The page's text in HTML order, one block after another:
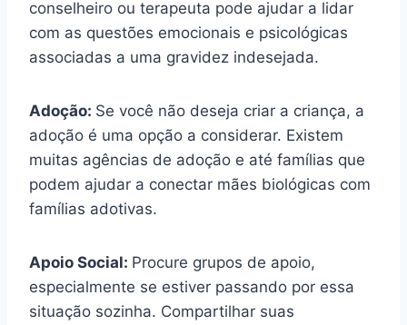
conselheiro ou terapeuta pode ajudar a lidar
com as questões emocionais e psicológicas
associadas a uma gravidez indesejada.
Adoção: Se você não deseja criar a criança, a
adoção é uma opção a considerar. Existem
muitas agências de adoção e até famílias que
podem ajudar a conectar mães biológicas com
famílias adotivas.
Apoio Social: Procure grupos de apoio,
especialmente se estiver passando por essa
situação sozinha. Compartilhar suas